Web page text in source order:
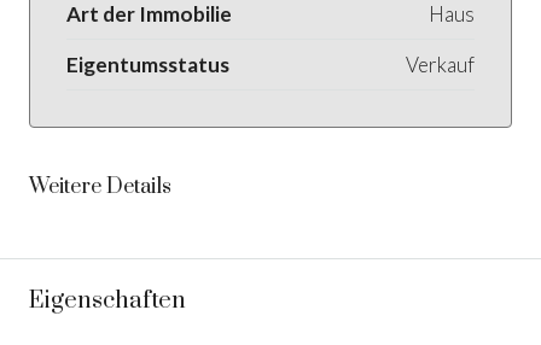
Art der Immobilie
Haus
Eigentumsstatus
Verkauf
Weitere Details
Eigenschaften